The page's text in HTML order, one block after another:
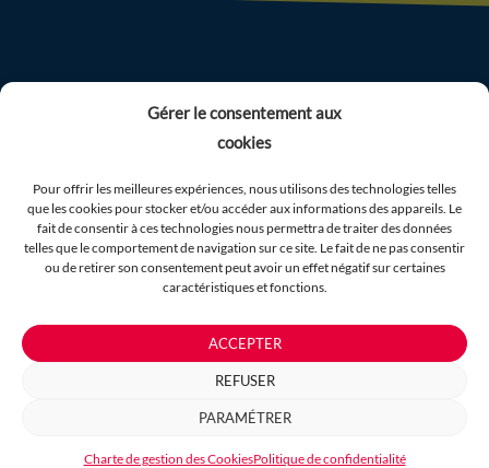
Gérer le consentement aux
cookies
Pour offrir les meilleures expériences, nous utilisons des technologies telles
que les cookies pour stocker et/ou accéder aux informations des appareils. Le
fait de consentir à ces technologies nous permettra de traiter des données
telles que le comportement de navigation sur ce site. Le fait de ne pas consentir
ou de retirer son consentement peut avoir un effet négatif sur certaines
caractéristiques et fonctions.
ACCEPTER
REFUSER
PARAMÉTRER
Charte de gestion des CookiesPolitique de confidentialité
a
c
e
b
o
k
n
s
t
a
g
r
a
Y
o
u
t
u
b
e
i
n
k
e
d
i
n
i
k
t
o
Espace presse–Mentions légales–CGV–
Politique de confidentialité–Gestion des cookies
Printemps de Pérouges© 2023–